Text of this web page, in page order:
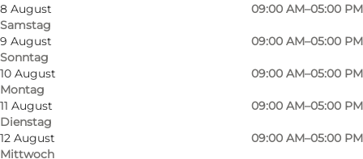
8 August
Samstag
09:00 AM–05:00 PM
9 August
Sonntag
09:00 AM–05:00 PM
10 August
Montag
09:00 AM–05:00 PM
11 August
Dienstag
09:00 AM–05:00 PM
12 August
Mittwoch
09:00 AM–05:00 PM